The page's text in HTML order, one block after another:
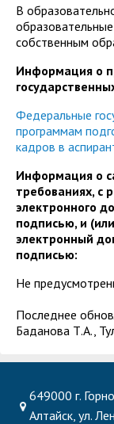
В
собственным
Информация о
Федеральные
программам
кадров в
Информация о
требованиях, с
электронного
подписью, и
электронный
подписью:
Не
Последнее
Баданова Т.А.,
649000 г.
Алтайск, ул.